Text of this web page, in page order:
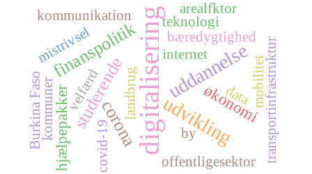
digitaliseringudvikling
uddannelse
studerende
finanspolitik
corona
hjælpepakker økonomi
landbrug
offentligesektor
kommunikation
data
bæredygtighed
teknologi
kommuner
internet
covid-19
Burkina Faso
mistrivsel
by
arealfktor
velfærd transportinfrastruktur
mobilitet